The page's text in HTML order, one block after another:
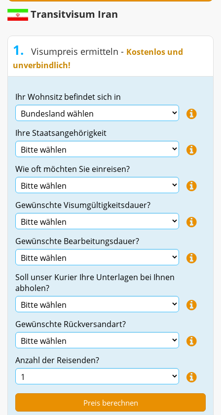
Transitvisum Iran
1. Visumpreis ermitteln - Kostenlos und
unverbindlich!
Ihr Wohnsitz befindet sich in
Ihre Staatsangehörigkeit
Wie oft möchten Sie einreisen?
Gewünschte Visumgültigkeitsdauer?
Gewünschte Bearbeitungsdauer?
Soll unser Kurier Ihre Unterlagen bei Ihnen
abholen?
Gewünschte Rückversandart?
Anzahl der Reisenden?